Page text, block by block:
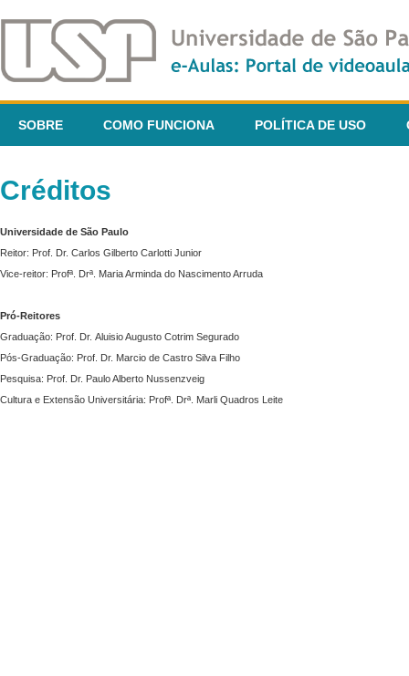
SOBRE COMO FUNCIONA POLÍTICA DE USO
Créditos
Universidade de São Paulo
Reitor: Prof. Dr. Carlos Gilberto Carlotti Junior
Vice-reitor: Profª. Drª. Maria Arminda do Nascimento Arruda
Pró-Reitores
Graduação: Prof. Dr. Aluisio Augusto Cotrim Segurado
Pós-Graduação: Prof. Dr. Marcio de Castro Silva Filho
Pesquisa: Prof. Dr. Paulo Alberto Nussenzveig
Cultura e Extensão Universitária: Profª. Drª. Marli Quadros Leite